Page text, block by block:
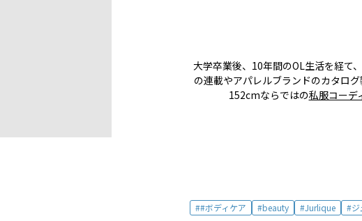
大学卒業後、10年間のOL生活を経て
の連載やアパレルブランドのカタロ
152cmならではの私服コーデ
#ボディケア beauty Jurlique